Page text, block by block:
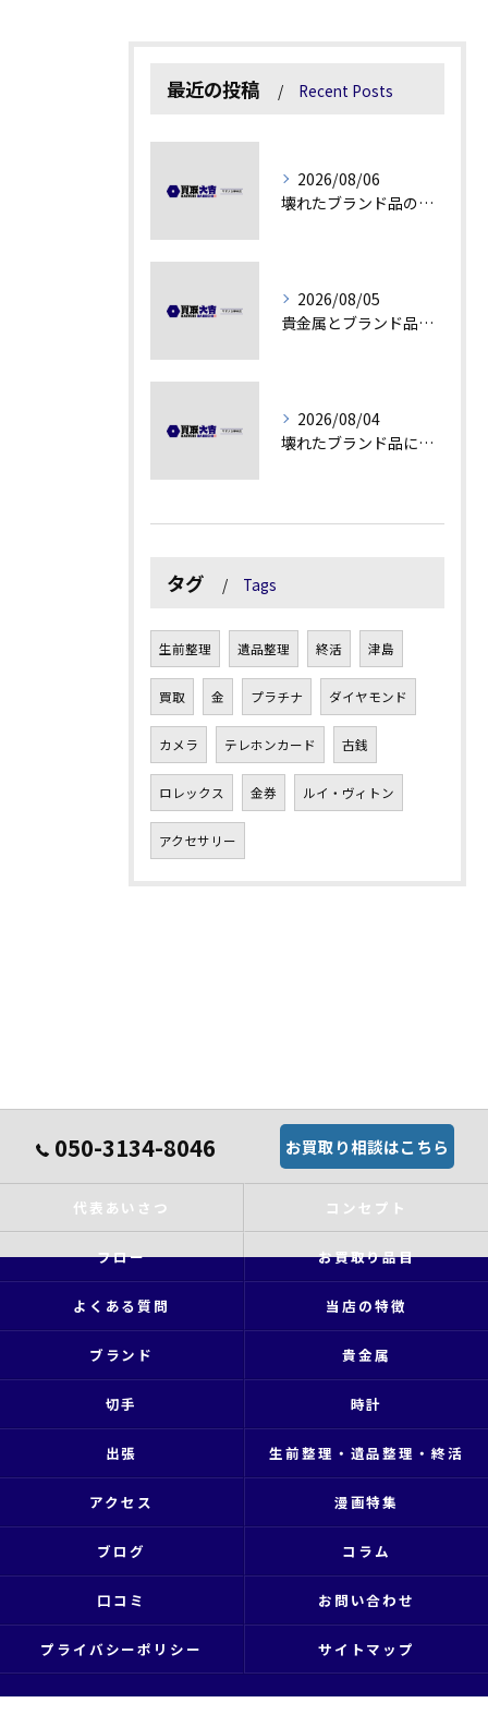
最近の投稿 Recent Posts
2026/08/06
壊れたブランド品の価値を見極める技術とは
2026/08/05
貴金属とブランド品の価値変動を見極める方法
2026/08/04
壊れたブランド品にも価値がつく理由とは
タグ Tags
生前整理 遺品整理 終活 津島
買取 金 プラチナ ダイヤモンド
カメラ テレホンカード 古銭
ロレックス 金券 ルイ・ヴィトン
アクセサリー
050-3134-8046 お買取り相談はこちら
代表あいさつ コンセプト
フロー お買取り品目
よくある質問 当店の特徴
ブランド 貴金属
切手 時計
出張 生前整理・遺品整理・終活
アクセス 漫画特集
ブログ コラム
口コミ お問い合わせ
プライバシーポリシー サイトマップ